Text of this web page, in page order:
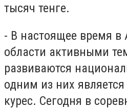
тысяч тенге.
- В настоящее время в
области активными
развиваются
одним из них
курес. Сегодня в